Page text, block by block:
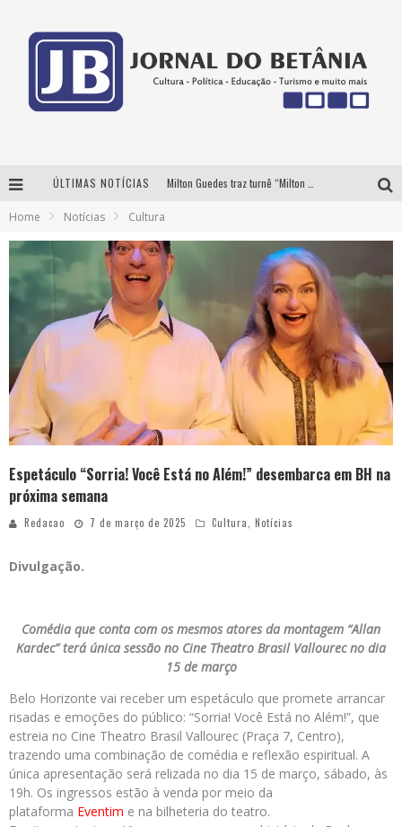
ÚLTIMAS NOTÍCIAS
Circuito Minas Musical chega a Sabará com show gratuito de Thiago Delegado, Nath Rodrigues e Tulio Araujo
Yan traz a turnê nacional do PagodYANdo para Belo Horizonte
Home Notícias Cultura
Espetáculo “Sorria! Você Está no Além!” desembarca em BH na
próxima semana
Redacao 7 de março de 2025 Cultura, Notícias
Divulgação.
Comédia que conta com os mesmos atores da montagem “Allan
Kardec” terá única sessão no Cine Theatro Brasil Vallourec no dia
15 de março
Belo Horizonte vai receber um espetáculo que promete arrancar
risadas e emoções do público: “Sorria! Você Está no Além!”, que
estreia no Cine Theatro Brasil Vallourec (Praça 7, Centro),
trazendo uma combinação de comédia e reflexão espiritual. A
única apresentação será relizada no dia 15 de março, sábado, às
19h. Os ingressos estão à venda por meio da
plataforma Eventim e na bilheteria do teatro.